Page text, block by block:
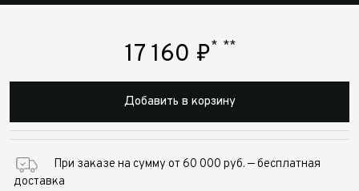
17 160 ₽* **
Добавить в корзину
При заказе на сумму от 60 000 руб. — бесплатная
доставка